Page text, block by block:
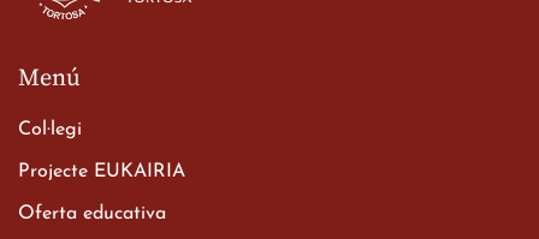
Menú
Col·legi
Projecte EUKAIRIA
Oferta educativa